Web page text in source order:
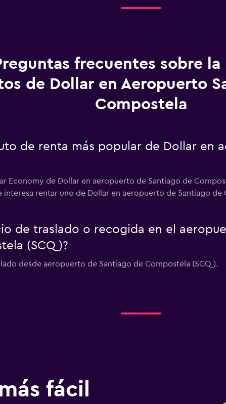
frecuentes sobre la
de Dollar en Aeropuerto
Compostela
de renta más popular de Dollar en
Economy de Dollar en aeropuerto de Santiago de
interesa rentar uno de Dollar en aeropuerto de Santiago
de traslado o recogida en el
(SCQ)?
desde aeropuerto de Santiago de Compostela (SCQ).
fácil